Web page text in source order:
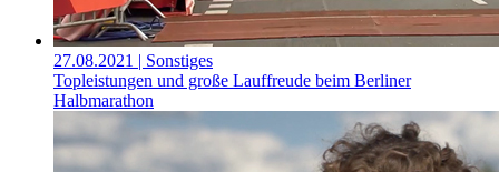
27.08.2021 | Sonstiges
Topleistungen und große Lauffreude beim Berliner
Halbmarathon